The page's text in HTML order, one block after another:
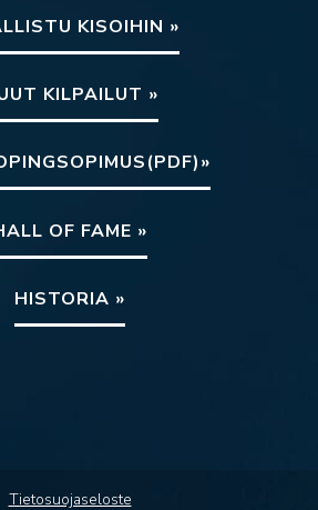
KISOIHIN »
KILPAILUT »
OF FAME »
HISTORIA »
Tietosuojaseloste